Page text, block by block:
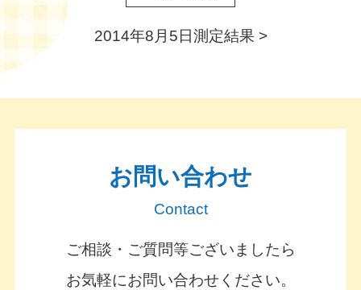
2014年8月5日測定結果 >
お問い合わせ
Contact
ご相談・ご質問等ございましたら
お気軽にお問い合わせください。